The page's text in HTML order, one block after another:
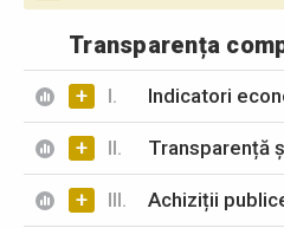
Transparența
+ I. Indicatori
+ II. Transparență
+ III. Achiziții